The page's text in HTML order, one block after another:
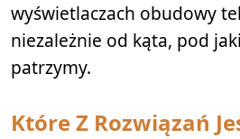
wyświetlaczach obudowy
niezależnie od kąta, pod
patrzymy.
Które Z Rozwiązań